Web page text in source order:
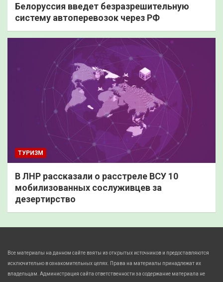
Белоруссия введет безразрешительную
систему автоперевозок через РФ
ТУРИЗМ
В ЛНР рассказали о расстреле ВСУ 10
мобилизованных сослуживцев за
дезертирство
Все материалы на данном сайте взяты из открытых источников и предоставляются
исключительно в ознакомительных целях. Права на материалы принадлежат их
владельцам. Администрация сайта ответственности за содержание материала не